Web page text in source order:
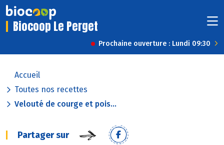
Biocoop Le Perget
Prochaine ouverture : Lundi 09:30
Accueil
Toutes nos recettes
Velouté de courge et pois...
Partager sur